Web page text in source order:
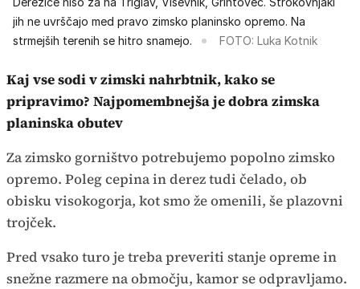
jih ne uvrščajo med pravo zimsko planinsko opremo. Na
strmejših terenih se hitro snamejo.
FOTO: Luka Kotnik
Kaj vse sodi v zimski nahrbtnik, kako se
pripravimo? Najpomembnejša je dobra zimska
planinska obutev
Za zimsko gorništvo potrebujemo popolno zimsko
opremo. Poleg cepina in derez tudi čelado, ob
obisku visokogorja, kot smo že omenili, še plazovni
trojček.
Pred vsako turo je treba preveriti stanje opreme in
snežne razmere na območju, kamor se odpravljamo.